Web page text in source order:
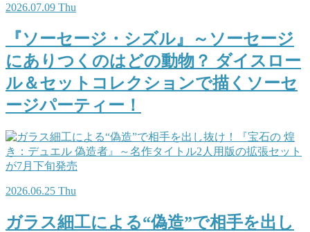
2026.07.09 Thu
『ソーセージ・シズル』～ソーセージ
にありつくのはどの動物？ ダイスロー
ル＆セットコレクションで描くソーセ
ージパーティー！
2026.06.25 Thu
ガラス細工による“偽造”で相手を出し